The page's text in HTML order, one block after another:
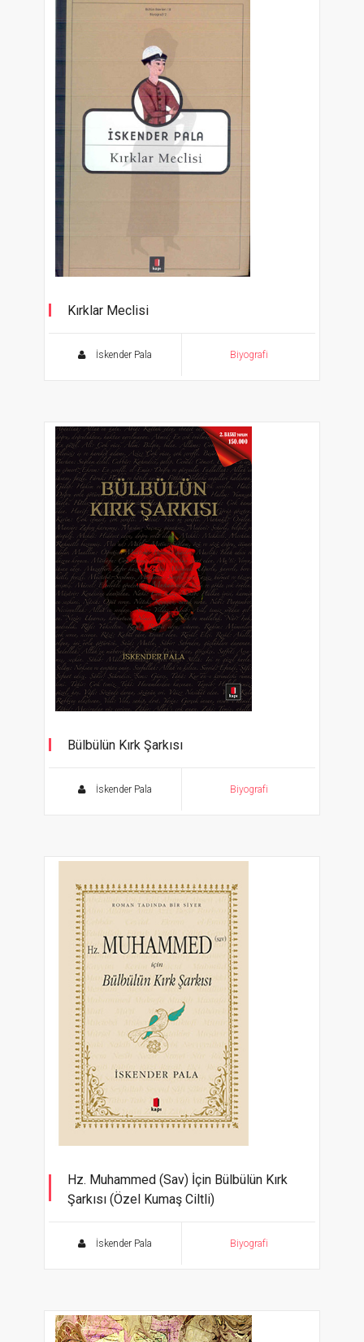
Kırklar Meclisi
İskender Pala Biyografi
Bülbülün Kırk Şarkısı
İskender Pala Biyografi
Hz. Muhammed (Sav) İçin Bülbülün Kırk
Şarkısı (Özel Kumaş Ciltli)
İskender Pala Biyografi